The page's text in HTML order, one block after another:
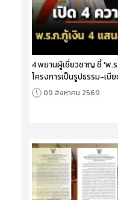
4 พยานผู้เชี่ยวชาญ ชี้ 'พ.
โครงการเป็นรูปธรรม-เบี
09 สิงหาคม 2569